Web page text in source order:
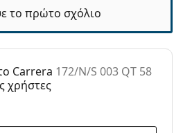
N/S 003 QT 58
το πρώτο σχόλιο
Carrera 172/N/S 003 QT 58
χρήστες